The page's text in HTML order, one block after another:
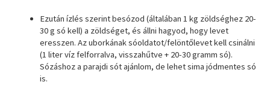
Ezután ízlés szerint besózod (általában 1 kg zöldséghez 20-
30 g só kell) a zöldséget, és állni hagyod, hogy levet
eresszen. Az uborkának sóoldatot/felöntőlevet kell csinálni
(1 liter víz felforralva, visszahűtve + 20-30 gramm só).
Sózáshoz a parajdi sót ajánlom, de lehet sima jódmentes só
is.